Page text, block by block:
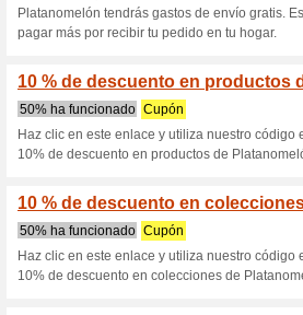
Aplaza tus
financiando
100% ha
Aplaza tus